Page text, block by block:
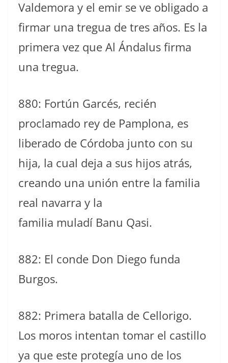
Valdemora y el emir se ve obligado a
firmar una tregua de tres años. Es la
primera vez que Al Ándalus firma
una tregua.
880: Fortún Garcés, recién
proclamado rey de Pamplona, es
liberado de Córdoba junto con su
hija, la cual deja a sus hijos atrás,
creando una unión entre la familia
real navarra y la
familia muladí Banu Qasi.
882: El conde Don Diego funda
Burgos.
882: Primera batalla de Cellorigo.
Los moros intentan tomar el castillo
ya que este protegía uno de los